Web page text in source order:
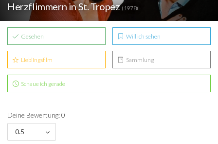
Herzflimmern in St. Tropez(1978)
Gesehen Will ich sehen
Lieblingsfilm Sammlung
Schaue ich gerade
Deine Bewertung: 0
0.5